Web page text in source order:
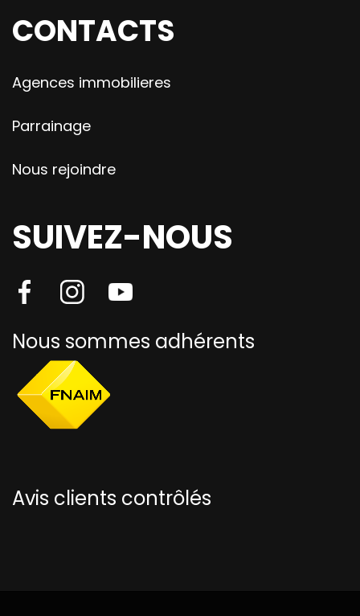
CONTACTS
Agences immobilieres
Parrainage
Nous rejoindre
SUIVEZ-NOUS
Nous sommes adhérents
Avis clients contrôlés